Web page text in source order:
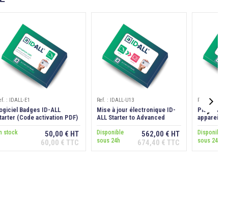
: IDALL-E1
Badges ID-ALL
(Code activation PDF)
stock
50,00 € HT
60,00 € TTC
Ajouter au
Ref. : IDALL-U13
Mise à jour électronique ID-
ALL Starter to Advanced
Disponible
sous 24h
562,00 € HT
674,40 € TTC
Ajouter au
Ref. : IDALL-
Plugin ID-
appareils
Disponible
sous 24h
